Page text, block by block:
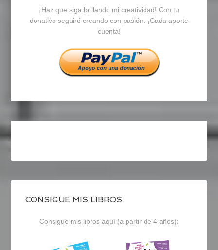
en
Facebook
en
Twitter
en
Instagram
¡Haz que siga brillando mi creatividad! Con tu
donativo seguiré creando con pasión. ¡Cada aporte
cuenta!
CONSIGUE MIS LIBROS
Consigue mis libros aquí (a partir de 4 años):